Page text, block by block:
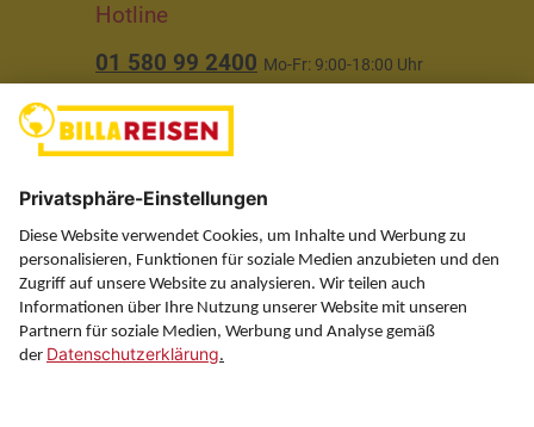
Hotline
01 580 99 2400 Mo-Fr: 9:00-18:00 Uhr
Über uns
Service
Information
Folgen Sie uns auf